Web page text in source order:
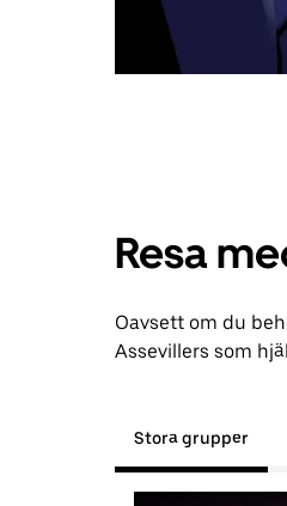
Resa
Oavsett om du
Assevillers som
Stora grupper